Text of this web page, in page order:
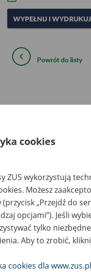
WYPEŁNIJ I WYDRUKUJ
Powrót do listy
cookies
ZUS wykorzystują
Możesz
(przycisk „Przejdź do
opcjami”). Jeśli
tylko
Aby to zrobić,
cookies dla www.zus.pl